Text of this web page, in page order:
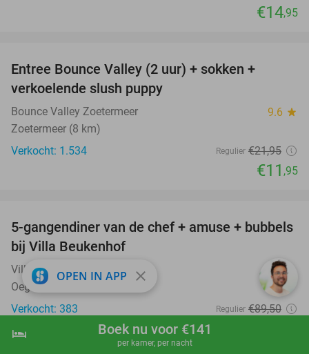
shopping_cart Boek nu
hotel Boek nu voor €141
per kamer, per nacht
€14,95
Entree Bounce Valley (2 uur) + sokken +
verkoelende slush puppy
Bounce Valley Zoetermeer 9.6 star
Zoetermeer (8 km)
Verkocht: 1.534
Regulier €21,95
€11 ,95
51%
5-gangendiner van de chef + amuse + bubbels
bij Villa Beukenhof
Villa Beukenhof 9.1star
Oegstgeest-Leiden
Verkocht: 383
Regulier €89,50
OPEN IN APP close